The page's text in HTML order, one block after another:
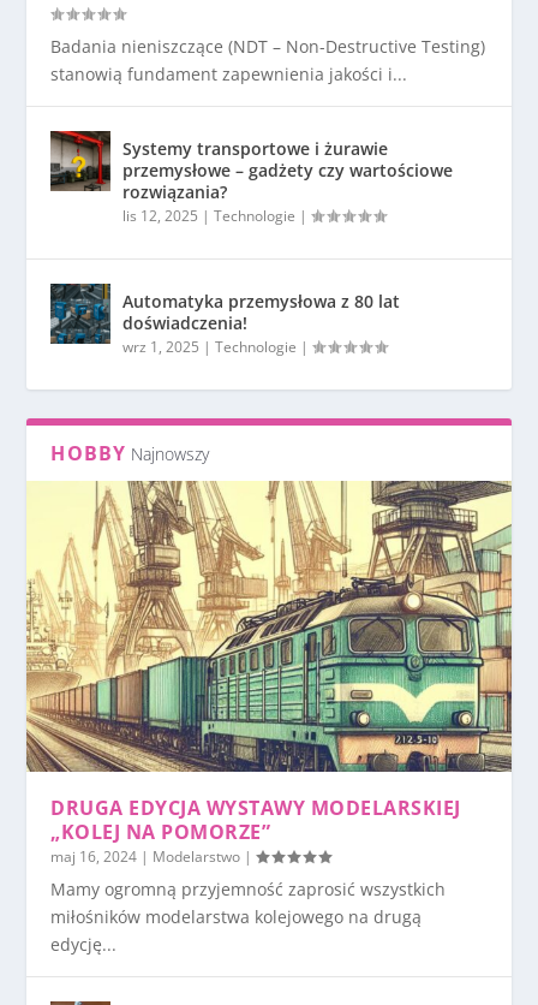
Badania nieniszczące (NDT – Non-Destructive Testing)
stanowią fundament zapewnienia jakości i...
Systemy transportowe i żurawie
przemysłowe – gadżety czy wartościowe
rozwiązania?
lis 12, 2025 |Technologie |
Automatyka przemysłowa z 80 lat
doświadczenia!
wrz 1, 2025 |Technologie |
HOBBY Najnowszy
DRUGA EDYCJA WYSTAWY MODELARSKIEJ
„KOLEJ NA POMORZE”
maj 16, 2024 | Modelarstwo |
Mamy ogromną przyjemność zaprosić wszystkich
miłośników modelarstwa kolejowego na drugą
edycję...